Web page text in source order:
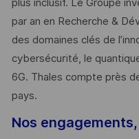
plus inclusif. Le Groupe
par an en Recherche &
des domaines clés de
cybersécurité, le
6G. Thales compte près
pays. ​
Nos